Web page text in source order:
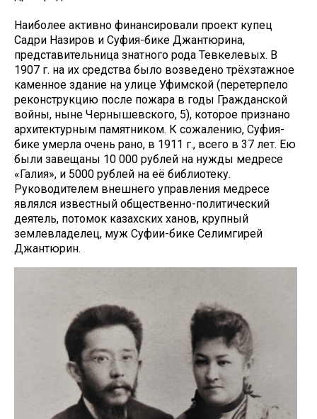
Наиболее активно финансировали проект купец
Садри Назиров и Суфия-бике Джантюрина,
представительница знатного рода Тевкелевых. В
1907 г. на их средства было возведено трёхэтажное
каменное здание на улице Уфимской (перетерпело
реконструкцию после пожара в годы Гражданской
войны, ныне Чернышевского, 5), которое признано
архитектурным памятником. К сожалению, Суфия-
бике умерла очень рано, в 1911 г., всего в 37 лет. Ею
были завещаны 10 000 рублей на нужды медресе
«Галия», и 5000 рублей на её библиотеку.
Руководителем внешнего управления медресе
являлся известный общественно-политический
деятель, потомок казахских ханов, крупный
землевладелец, муж Суфии-бике Селимгирей
Джантюрин.